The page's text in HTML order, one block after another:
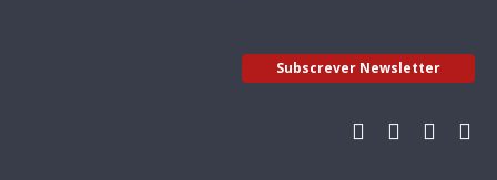
Subscrever Newsletter